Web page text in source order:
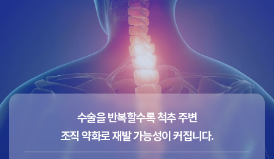
수술을 반복할수록 척추 주변
조직 약화로 재발 가능성이 커집니다.